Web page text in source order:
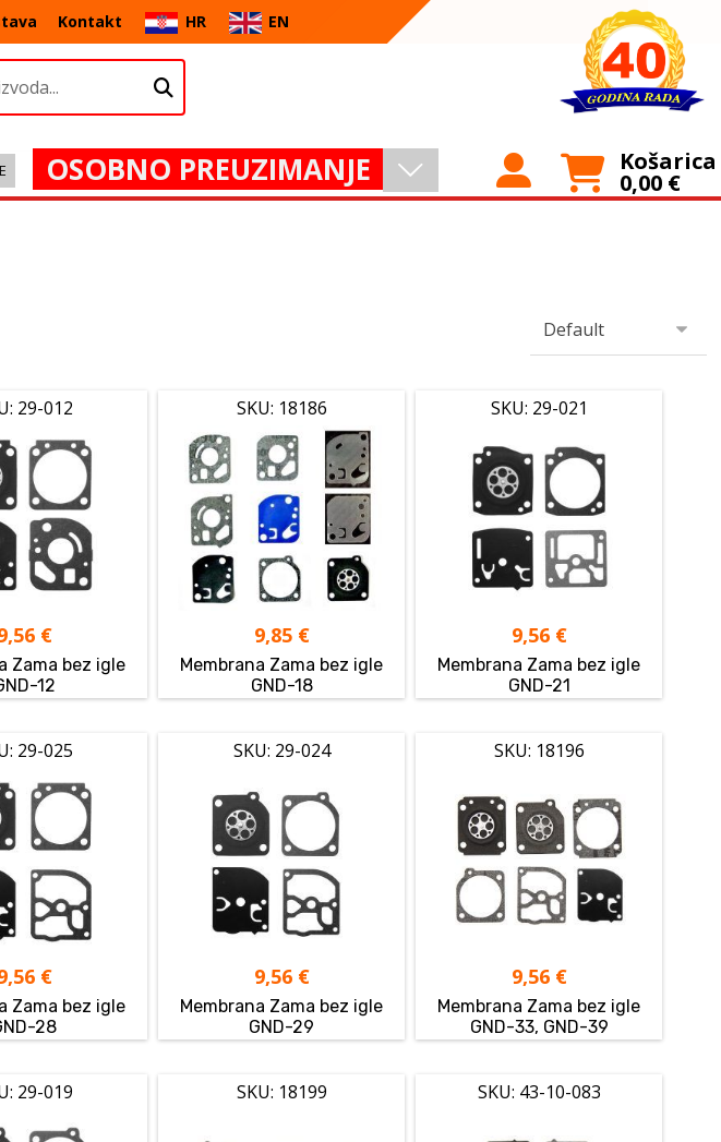
Kontakt HR EN
OSOBNO PREUZIMANJE Košarica
0,00 €
29-012
€
Zama bez igle
12
SKU: 18186
9,85 €
Membrana Zama bez igle
GND-18
SKU: 29-021
9,56 €
Membrana Zama bez igle
GND-21
29-025
€
Zama bez igle
28
SKU: 29-024
9,56 €
Membrana Zama bez igle
GND-29
SKU: 18196
9,56 €
Membrana Zama bez igle
GND-33, GND-39
29-019 SKU: 18199 SKU: 43-10-083